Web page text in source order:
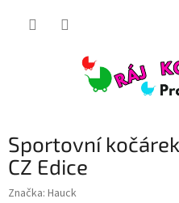
Sportovní
CZ Edice
Značka: Hauck